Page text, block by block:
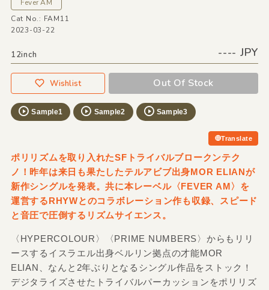
Fever AM
Cat No.: FAM11
2023-03-22
12inch ---- JPY
Wishlist Out Of Stock
Sample1 Sample2 Sample3
Translate
ポリリズムを取り入れたSFトライバルブロークンテク
ノ！昨年は来日も果たしたテルアビブ出身MOR ELIANが
新作シングルを発表。共に本レーベル〈FEVER AM〉を
運営するRHYWとのコラボレーション作も収録、スピード
と音圧で圧倒するリズムサイエンス。
〈HYPERCOLOUR〉〈PRIME NUMBERS〉からもリリ
ースするイスラエル出身ベルリン拠点の才能MOR
ELIAN、なんと2年ぶりとなるシングル作品をストック！
デジタライズさせたトライバルパーカッションをポリリズ